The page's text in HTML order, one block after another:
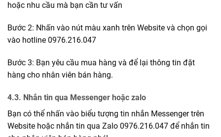
hoặc nhu cầu mà bạn cần tư vấn
Bước 2: Nhấn vào nút màu xanh trên Website và chọn gọi
vào hotline 0976.216.047
Bước 3: Bạn yêu cầu mua hàng và để lại thông tin đặt
hàng cho nhân viên bán hàng.
4.3. Nhắn tin qua Messenger hoặc zalo
Bạn có thể nhấn vào biểu tượng tin nhắn Messenger trên
Website hoặc nhắn tin qua Zalo 0976.216.047 để nhắn tin